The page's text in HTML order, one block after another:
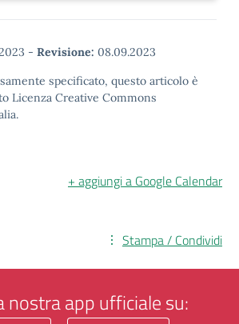
- Revisione: 08.09.2023
specificato, questo articolo è
Licenza Creative Commons
+ aggiungi a Google Calendar
Stampa / Condividi
nostra app ufficiale su: